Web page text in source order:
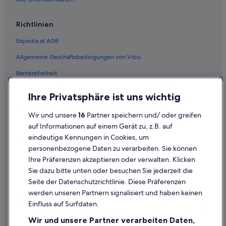
Günstige in Ranten
Hotels mit Frühstück in Sankt Georgen am Kreischberg
Hotels mit Kinderbetreuung in Sankt Georgen am Kreischberg
Hotels mit Pool in Sankt Georgen am Kreischberg
Sankt Georgen am Kreischberg Hotels
Hütten in Sankt Georgen am Kreischberg
Landhäuser in Sankt Georgen ob Murau
Hotels nahe Schloss Obermurau
Hotels nahe Skigebiet Frauenalpe-Murau
Hotels nahe Skigebiet Kreischberg
Ferienwohnungen in St. Lorenzen ob Murau
Richtlinien
Expedia.at AGB
Allgemeine Geschäftsbedingungen von Vrbo
Barrierefreiheit
Rechtliche Hinweise/Kontakt
Inhaltsrichtlinien und Melden von Inhalten
Hilfe
Hilfe
Ihre Privatsphäre ist uns wichtig
Wir und unsere16 Partner speichern und/ oder greifen
auf Informationen auf einem Gerät zu, z.B. auf
eindeutige Kennungen in Cookies, um
personenbezogene Daten zu verarbeiten. Sie können
Ihre Präferenzen akzeptieren oder verwalten. Klicken
Sie dazu bitte unten oder besuchen Sie jederzeit die
Seite der Datenschutzrichtlinie. Diese Präferenzen
werden unseren Partnern signalisiert und haben keinen
Einfluss auf Surfdaten.
Wir und unsere Partner verarbeiten Daten,